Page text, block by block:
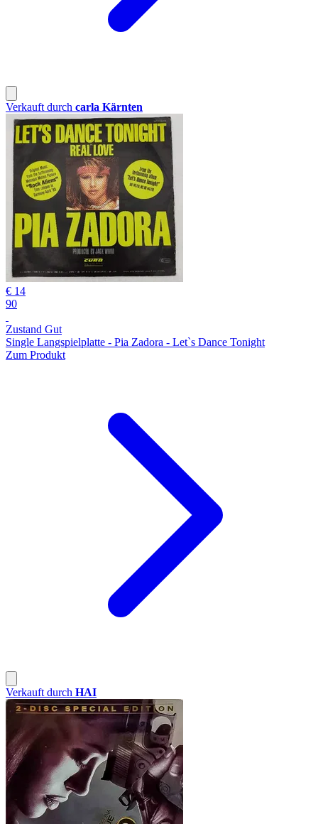
Verkauft durch carla Kärnten
€ 14
90
Zustand Gut
Single Langspielplatte - Pia Zadora - Let`s Dance Tonight
Zum Produkt
Verkauft durch HAI